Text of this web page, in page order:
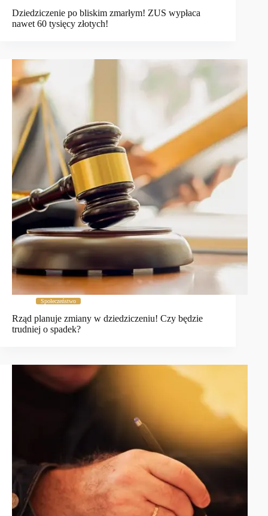
Dziedziczenie po bliskim zmarłym! ZUS wypłaca
nawet 60 tysięcy złotych!
Społeczeństwo
Rząd planuje zmiany w dziedziczeniu! Czy będzie
trudniej o spadek?